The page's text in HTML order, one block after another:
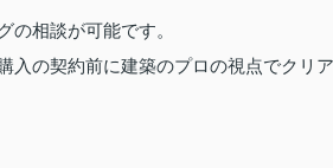
相談が可能です。
入の契約前に建築のプロの視点でクリア